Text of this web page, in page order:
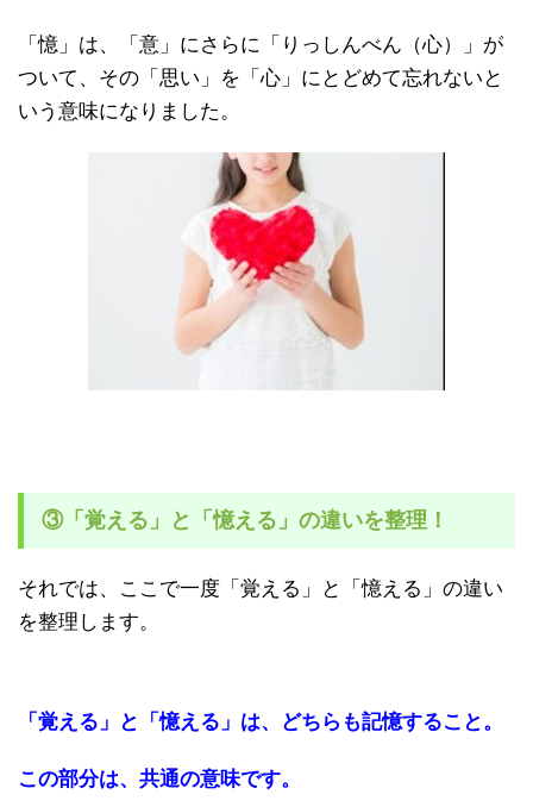
「憶」は、「意」にさらに「りっしんべん（心）」が
ついて、その「思い」を「心」にとどめて忘れないと
いう意味になりました。
③「覚える」と「憶える」の違いを整理！
それでは、ここで一度「覚える」と「憶える」の違い
を整理します。
「覚える」と「憶える」は、どちらも記憶すること。
この部分は、共通の意味です。